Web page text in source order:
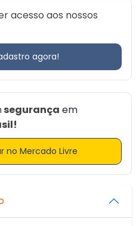
acesso aos nossos
agora!
segurança em
no Mercado Livre